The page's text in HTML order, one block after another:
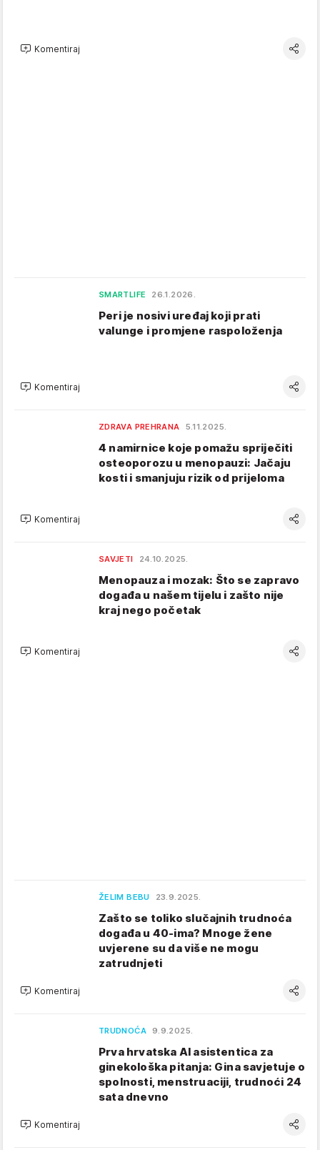
Komentiraj
SMARTLIFE 26.1.2026.
Peri je nosivi uređaj koji prati
valunge i promjene raspoloženja
Komentiraj
ZDRAVA PREHRANA 5.11.2025.
4 namirnice koje pomažu spriječiti
osteoporozu u menopauzi: Jačaju
kosti i smanjuju rizik od prijeloma
Komentiraj
SAVJETI 24.10.2025.
Menopauza i mozak: Što se zapravo
događa u našem tijelu i zašto nije
kraj nego početak
Komentiraj
ŽELIM BEBU 23.9.2025.
Zašto se toliko slučajnih trudnoća
događa u 40-ima? Mnoge žene
uvjerene su da više ne mogu
zatrudnjeti
Komentiraj
TRUDNOĆA 9.9.2025.
Prva hrvatska AI asistentica za
ginekološka pitanja: Gina savjetuje o
spolnosti, menstruaciji, trudnoći 24
sata dnevno
Komentiraj